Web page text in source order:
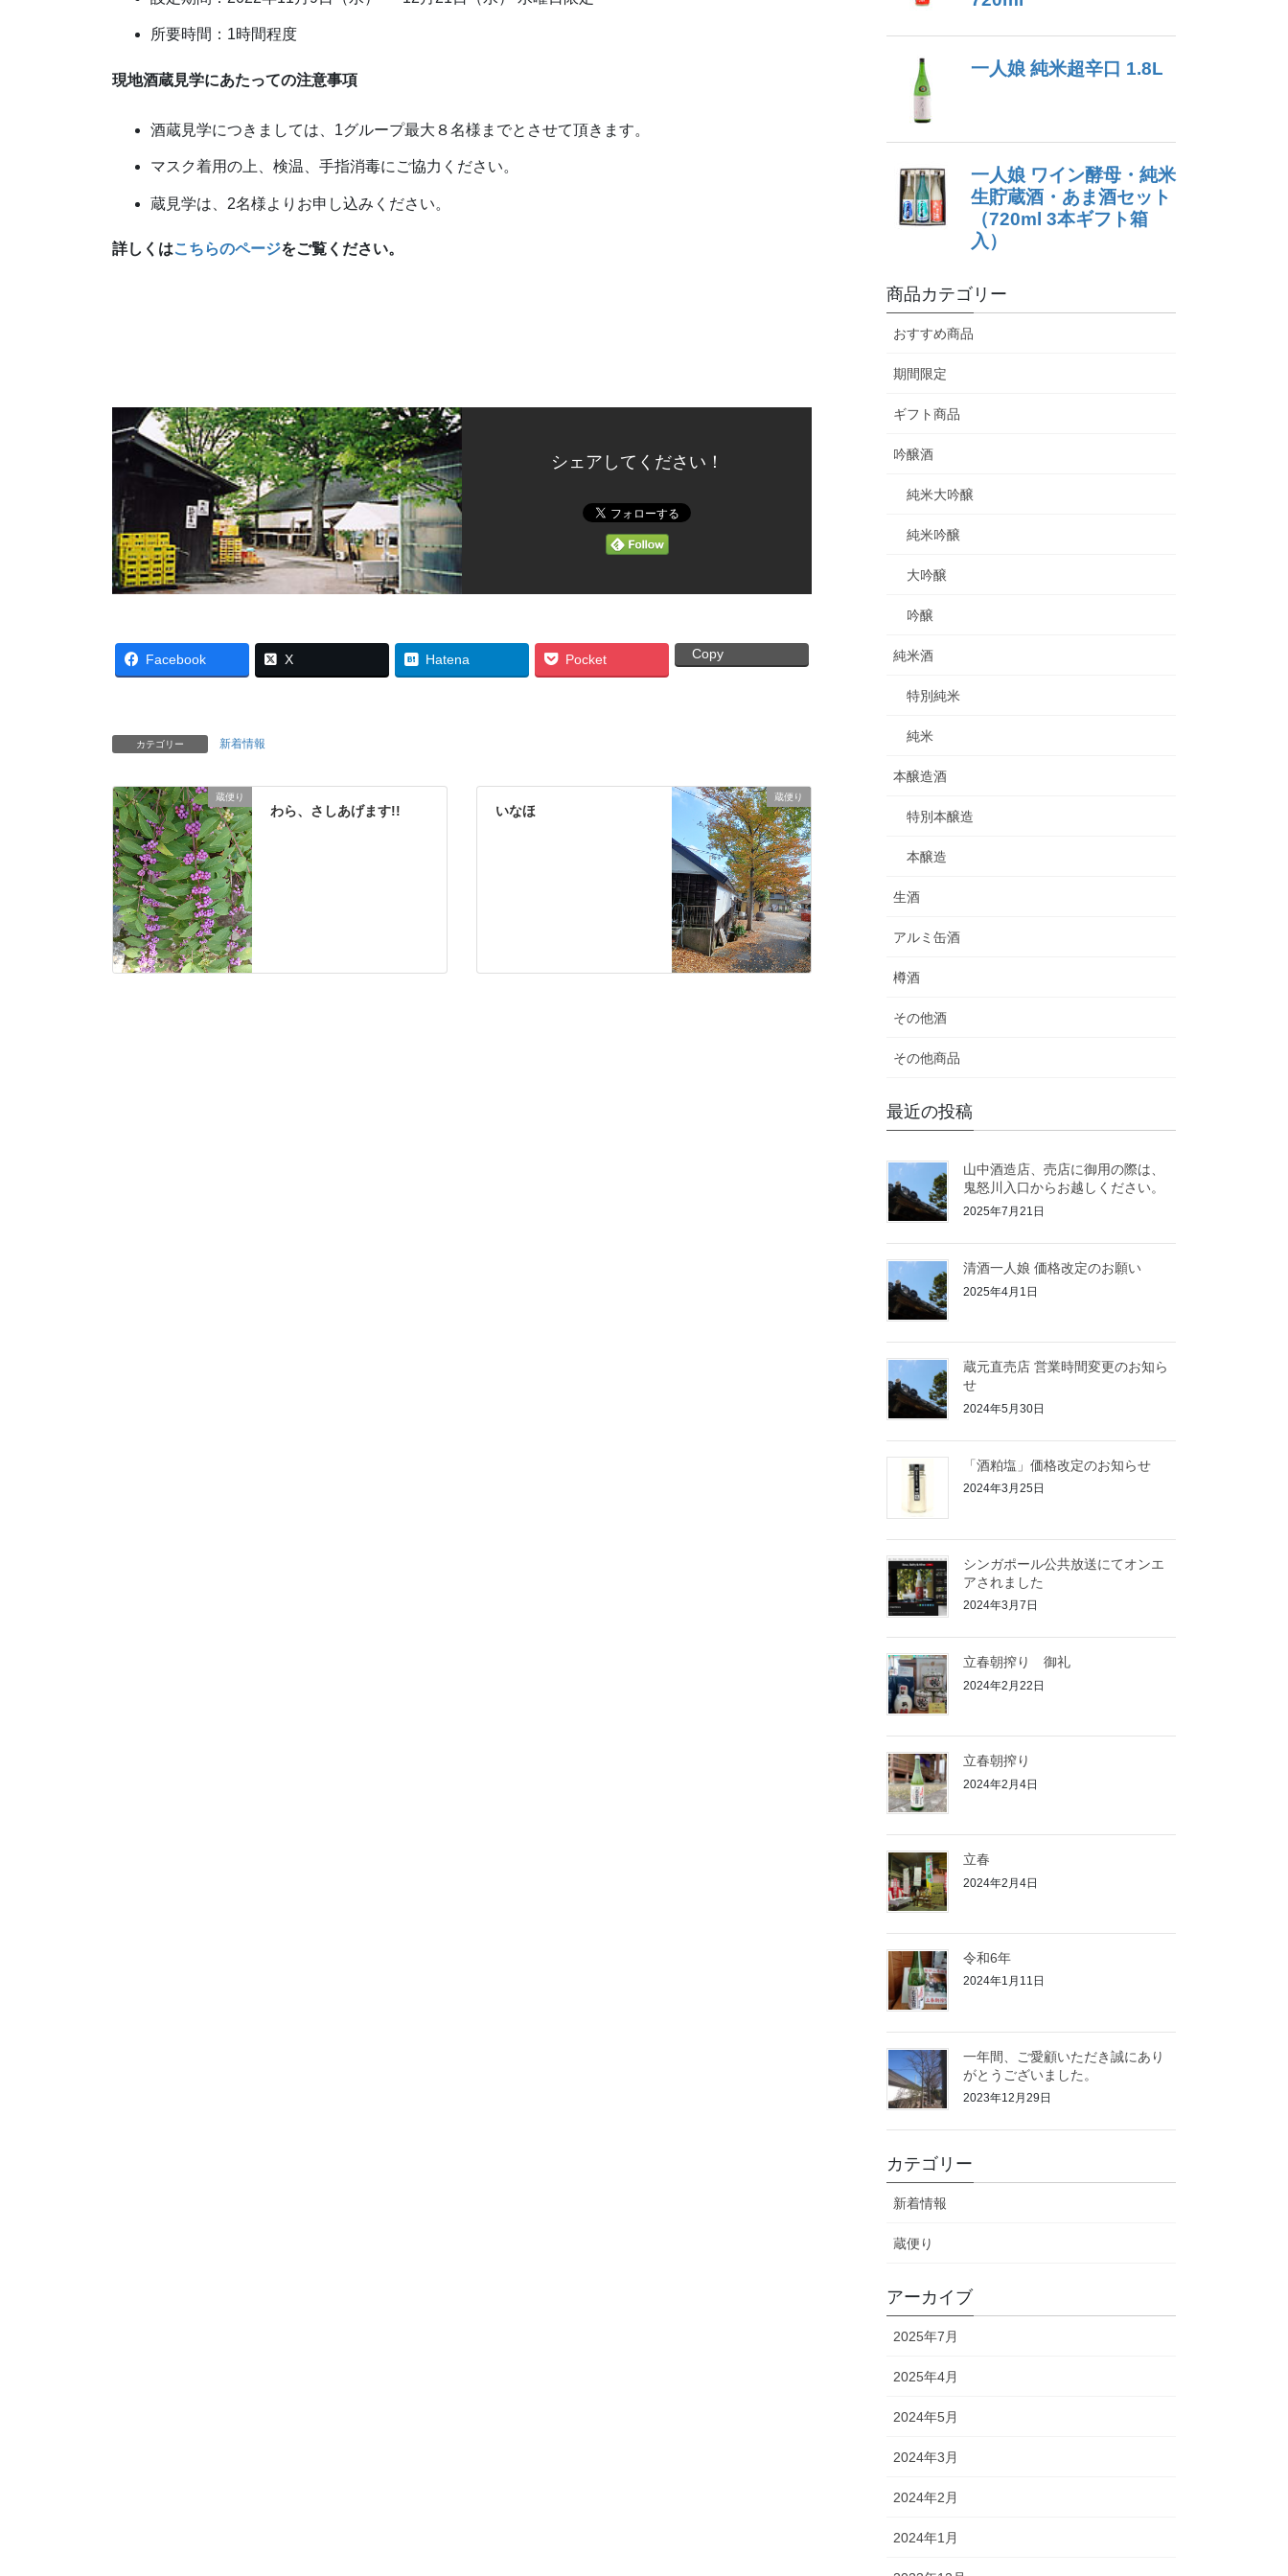
所要時間：1時間程度
現地酒蔵見学にあたっての注意事項
酒蔵見学につきましては、1グループ最大８名様までとさせて頂きます。
マスク着用の上、検温、手指消毒にご協力ください。
蔵見学は、2名様よりお申し込みください。
詳しくはこちらのページをご覧ください。
シェアしてください！
Facebook X Hatena Pocket Copy
カテゴリー 新着情報
蔵便り
わら、さしあげます!!
蔵便り
いなほ
商品カテゴリー
おすすめ商品
期間限定
ギフト商品
吟醸酒
純米大吟醸
純米吟醸
大吟醸
吟醸
純米酒
特別純米
純米
本醸造酒
特別本醸造
本醸造
生酒
アルミ缶酒
樽酒
その他酒
その他商品
最近の投稿
山中酒造店、売店に御用の際は、
鬼怒川入口からお越しください。
2025年7月21日
清酒一人娘 価格改定のお願い
2025年4月1日
蔵元直売店 営業時間変更のお知ら
せ
2024年5月30日
「酒粕塩」価格改定のお知らせ
2024年3月25日
シンガポール公共放送にてオンエ
アされました
2024年3月7日
立春朝搾り 御礼
2024年2月22日
立春朝搾り
2024年2月4日
立春
2024年2月4日
令和6年
2024年1月11日
一年間、ご愛顧いただき誠にあり
がとうございました。
2023年12月29日
カテゴリー
新着情報
蔵便り
アーカイブ
2025年7月
2025年4月
2024年5月
2024年3月
2024年2月
2024年1月